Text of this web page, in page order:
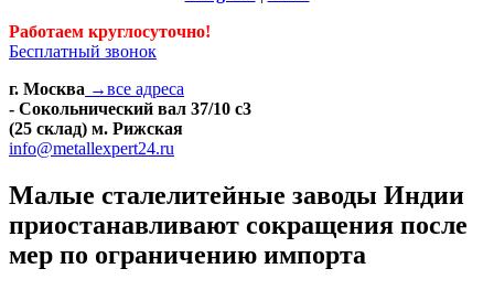
Работаем круглосуточно!
Бесплатный звонок
г. Москва →все адреса
- Сокольнический вал 37/10 с3
(25 склад) м. Рижская
info@metallexpert24.ru
Малые сталелитейные заводы Индии
приостанавливают сокращения после
мер по ограничению импорта